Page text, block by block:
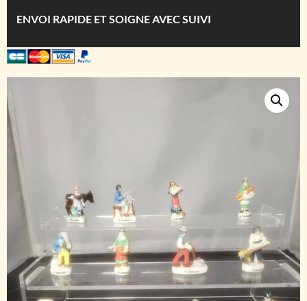
ENVOI RAPIDE ET SOIGNE AVEC SUIVI